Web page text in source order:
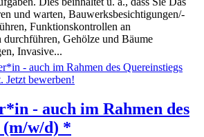
und warten, Bauwerksbesichtigungen/-
Funktionskontrollen an
durchführen, Gehölze und Bäume
Invasive...
- auch im Rahmen des
(m/w/d) *